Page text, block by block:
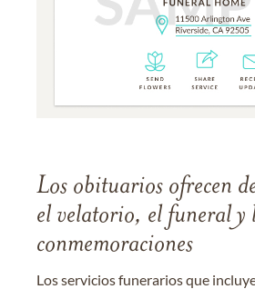
Los obituarios ofrecen
el velatorio, el funeral y
conmemoraciones
Los servicios funerarios que